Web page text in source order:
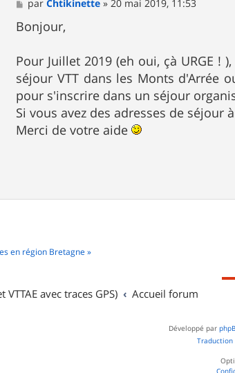
e
s
s
g
e
parChtikinette »20 mai 2019, 11:53
Bonjour,
Pour Juillet 2019 (eh oui, çà URGE
séjour VTT dans les Monts d'Arrée
pour s'inscrire dans un séjour
Si vous avez des adresses de
Merci de votre aide
en région Bretagne »
VTTAE avec traces GPS) Accueil forum
Développé par
Traduction